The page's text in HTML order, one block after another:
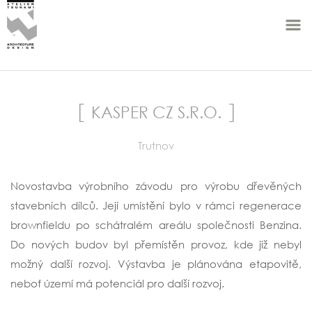
KASPER CZ S.R.O.
Trutnov
Novostavba výrobního závodu pro výrobu dřevěných
stavebních dílců. Její umístění bylo v rámci regenerace
brownfieldu po schátralém areálu společnosti Benzina.
Do nových budov byl přemístěn provoz, kde již nebyl
možný další rozvoj. Výstavba je plánována etapovitě,
neboť území má potenciál pro další rozvoj.